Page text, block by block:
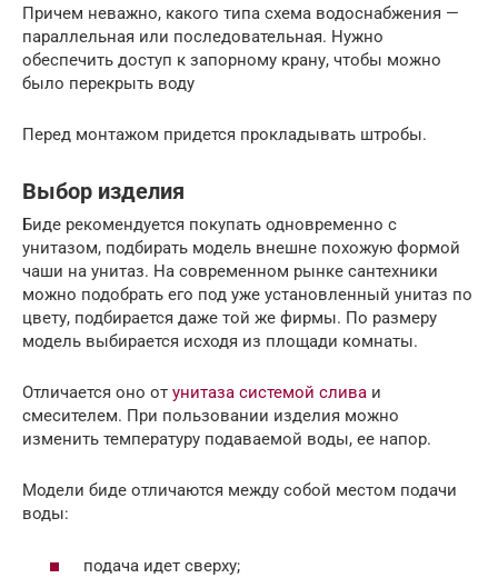
Причем неважно, какого типа схема водоснабжения —
параллельная или последовательная. Нужно
обеспечить доступ к запорному крану, чтобы можно
было перекрыть воду
Перед монтажом придется прокладывать штробы.
Выбор изделия
Биде рекомендуется покупать одновременно с
унитазом, подбирать модель внешне похожую формой
чаши на унитаз. На современном рынке сантехники
можно подобрать его под уже установленный унитаз по
цвету, подбирается даже той же фирмы. По размеру
модель выбирается исходя из площади комнаты.
Отличается оно от унитаза системой слива и
смесителем. При пользовании изделия можно
изменить температуру подаваемой воды, ее напор.
Модели биде отличаются между собой местом подачи
воды:
подача идет сверху;